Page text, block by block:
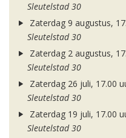
Sleutelstad 30
Zaterdag 9 augustus,
Sleutelstad 30
Zaterdag 2 augustus,
Sleutelstad 30
Zaterdag 26 juli, 17.00
Sleutelstad 30
Zaterdag 19 juli, 17.00
Sleutelstad 30